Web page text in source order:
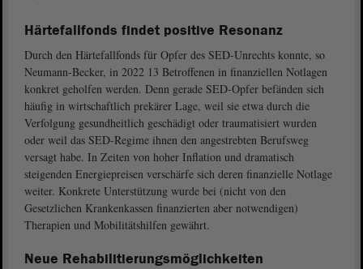
Härtefallfonds findet positive Resonanz
Durch den Härtefallfonds für Opfer des SED-Unrechts konnte, so
Neumann-Becker, in 2022 13 Betroffenen in finanziellen Notlagen
konkret geholfen werden. Denn gerade SED-Opfer befänden sich
häufig in wirtschaftlich prekärer Lage, weil sie etwa durch die
Verfolgung gesundheitlich geschädigt oder traumatisiert wurden
oder weil das SED-Regime ihnen den angestrebten Berufsweg
versagt habe. In Zeiten von hoher Inflation und dramatisch
steigenden Energiepreisen verschärfe sich deren finanzielle Notlage
weiter. Konkrete Unterstützung wurde bei (nicht von den
Gesetzlichen Krankenkassen finanzierten aber notwendigen)
Therapien und Mobilitätshilfen gewährt.
Neue Rehabilitierungsmöglichkeiten